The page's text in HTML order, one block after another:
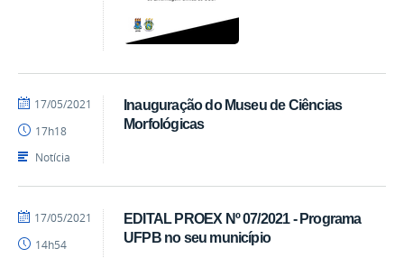
Inauguração do Museu de Ciências
Morfológicas
por
Batista
publicado
17/05/2021
17h18
Notícia
EDITAL PROEX Nº 07/2021 - Programa
UFPB no seu município
por
Batista
publicado
17/05/2021
14h54